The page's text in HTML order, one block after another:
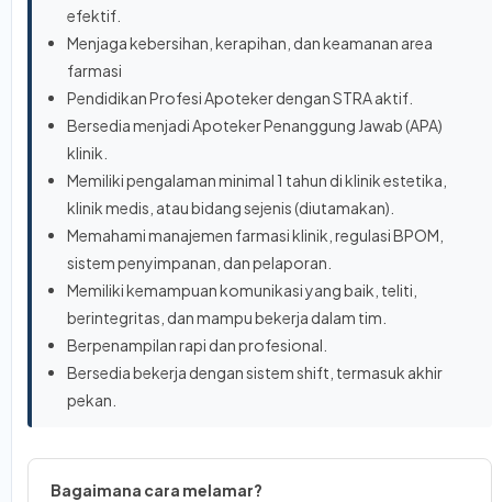
efektif.
Menjaga kebersihan, kerapihan, dan keamanan area
farmasi
Pendidikan Profesi Apoteker dengan STRA aktif.
Bersedia menjadi Apoteker Penanggung Jawab (APA)
klinik.
Memiliki pengalaman minimal 1 tahun di klinik estetika,
klinik medis, atau bidang sejenis (diutamakan).
Memahami manajemen farmasi klinik, regulasi BPOM,
sistem penyimpanan, dan pelaporan.
Memiliki kemampuan komunikasi yang baik, teliti,
berintegritas, dan mampu bekerja dalam tim.
Berpenampilan rapi dan profesional.
Bersedia bekerja dengan sistem shift, termasuk akhir
pekan.
Bagaimana cara melamar?